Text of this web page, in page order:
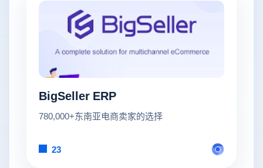
BigSeller ERP
780,000+东南亚电商卖家的选择
23